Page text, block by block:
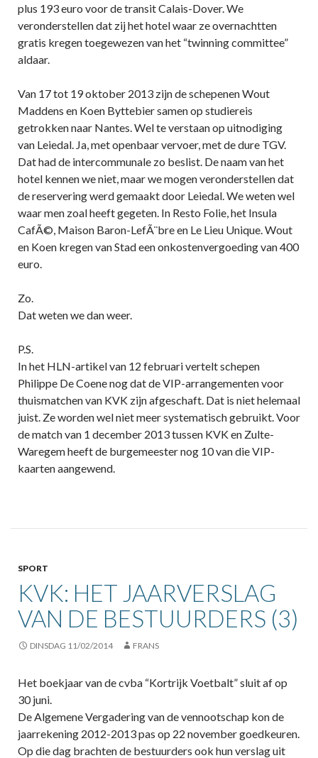
plus 193 euro voor de transit Calais-Dover. We
veronderstellen dat zij het hotel waar ze overnachtten
gratis kregen toegewezen van het “twinning committee”
aldaar.
Van 17 tot 19 oktober 2013 zijn de schepenen Wout
Maddens en Koen Byttebier samen op studiereis
getrokken naar Nantes. Wel te verstaan op uitnodiging
van Leiedal. Ja, met openbaar vervoer, met de dure TGV.
Dat had de intercommunale zo beslist. De naam van het
hotel kennen we niet, maar we mogen veronderstellen dat
de reservering werd gemaakt door Leiedal. We weten wel
waar men zoal heeft gegeten. In Resto Folie, het Insula
CafÃ©, Maison Baron-LefÃ¨bre en Le Lieu Unique. Wout
en Koen kregen van Stad een onkostenvergoeding van 400
euro.
Zo.
Dat weten we dan weer.
P.S.
In het HLN-artikel van 12 februari vertelt schepen
Philippe De Coene nog dat de VIP-arrangementen voor
thuismatchen van KVK zijn afgeschaft. Dat is niet helemaal
juist. Ze worden wel niet meer systematisch gebruikt. Voor
de match van 1 december 2013 tussen KVK en Zulte-
Waregem heeft de burgemeester nog 10 van die VIP-
kaarten aangewend.
SPORT
KVK: HET JAARVERSLAG
VAN DE BESTUURDERS (3)
DINSDAG 11/02/2014 FRANS
Het boekjaar van de cvba “Kortrijk Voetbalt” sluit af op
30 juni.
De Algemene Vergadering van de vennootschap kon de
jaarrekening 2012-2013 pas op 22 november goedkeuren.
Op die dag brachten de bestuurders ook hun verslag uit